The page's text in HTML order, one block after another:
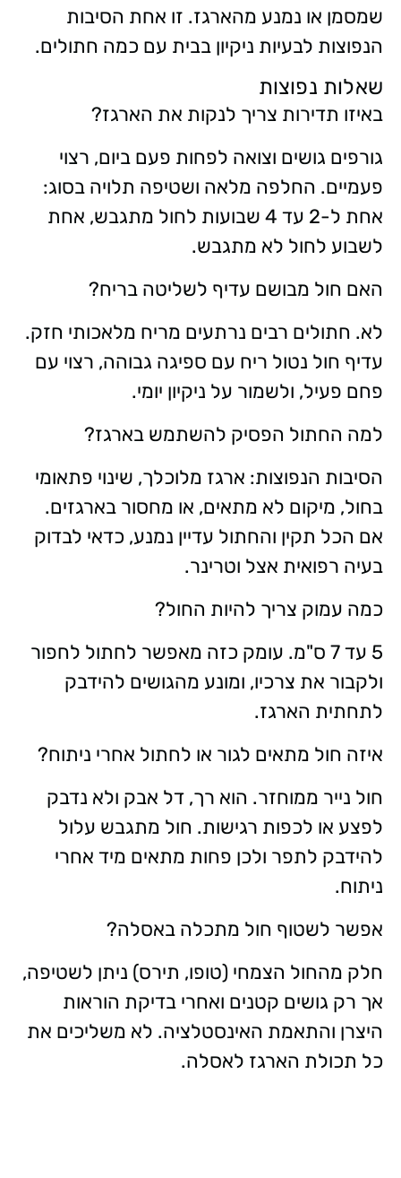
שמסמן או נמנע מהארגז. זו אחת הסיבות
הנפוצות לבעיות ניקיון בבית עם כמה חתולים.
שאלות נפוצות
באיזו תדירות צריך לנקות את הארגז?
גורפים גושים וצואה לפחות פעם ביום, רצוי
פעמיים. החלפה מלאה ושטיפה תלויה בסוג:
אחת ל-2 עד 4 שבועות לחול מתגבש, אחת
לשבוע לחול לא מתגבש.
האם חול מבושם עדיף לשליטה בריח?
לא. חתולים רבים נרתעים מריח מלאכותי חזק.
עדיף חול נטול ריח עם ספיגה גבוהה, רצוי עם
פחם פעיל, ולשמור על ניקיון יומי.
למה החתול הפסיק להשתמש בארגז?
הסיבות הנפוצות: ארגז מלוכלך, שינוי פתאומי
בחול, מיקום לא מתאים, או מחסור בארגזים.
אם הכל תקין והחתול עדיין נמנע, כדאי לבדוק
בעיה רפואית אצל וטרינר.
כמה עמוק צריך להיות החול?
5 עד 7 ס"מ. עומק כזה מאפשר לחתול לחפור
ולקבור את צרכיו, ומונע מהגושים להידבק
לתחתית הארגז.
איזה חול מתאים לגור או לחתול אחרי ניתוח?
חול נייר ממוחזר. הוא רך, דל אבק ולא נדבק
לפצע או לכפות רגישות. חול מתגבש עלול
להידבק לתפר ולכן פחות מתאים מיד אחרי
ניתוח.
אפשר לשטוף חול מתכלה באסלה?
חלק מהחול הצמחי (טופו, תירס) ניתן לשטיפה,
אך רק גושים קטנים ואחרי בדיקת הוראות
היצרן והתאמת האינסטלציה. לא משליכים את
כל תכולת הארגז לאסלה.